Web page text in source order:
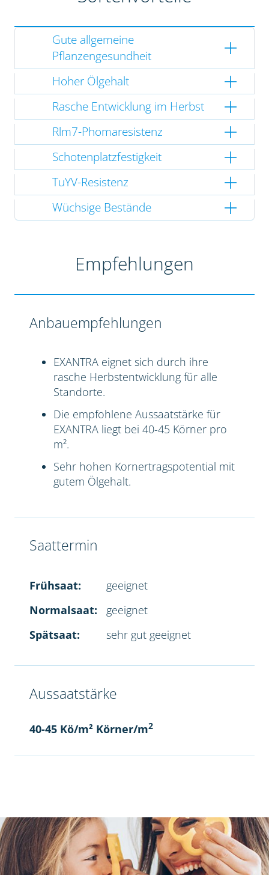
Gute allgemeine
Pflanzengesundheit
Hoher Ölgehalt
Rasche Entwicklung im Herbst
Rlm7-Phomaresistenz
Schotenplatzfestigkeit
TuYV-Resistenz
Wüchsige Bestände
Empfehlungen
Anbauempfehlungen
EXANTRA eignet sich durch ihre
rasche Herbstentwicklung für alle
Standorte.
Die empfohlene Aussaatstärke für
EXANTRA liegt bei 40-45 Körner pro
m².
Sehr hohen Kornertragspotential mit
gutem Ölgehalt.
Saattermin
Frühsaat:
geeignet
Normalsaat:
geeignet
Spätsaat:
sehr gut geeignet
Aussaatstärke
40-45 Kö/m² Körner/m2